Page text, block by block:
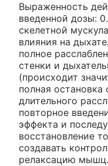
Выраженность
введенной дозы:
скелетной
влияния на
полное
стенки и
(происходит
полная остановка
длительного
повторное
эффекта и
восстановление
создавать
релаксацию мышц.